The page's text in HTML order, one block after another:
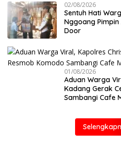
02/08/2026
Sentuh Hati
Nggoang Pimpin
Door
01/08/2026
Aduan Warga
Kadang Gerak
Sambangi Cafe